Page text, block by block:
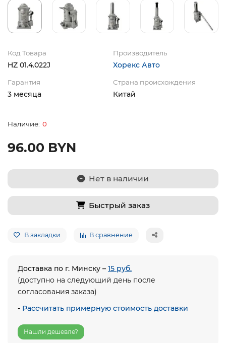
Код Товара
HZ 01.4.022J
Производитель
Хорекс Авто
Гарантия
3 месяца
Страна происхождения
Китай
0
96.00 BYN
Нет в наличии
Быстрый заказ
В закладки В сравнение
Доставка по г. Минску – 15 руб.
(доступно на следующий день после
согласования заказа)
- Рассчитать примерную стоимость доставки
Нашли дешевле?